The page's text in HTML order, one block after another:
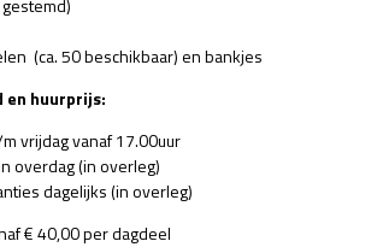
(ca. 50 beschikbaar) en bankjes
en huurprijs:
vrijdag vanaf 17.00uur
overdag (in overleg)
dagelijks (in overleg)
€ 40,00 per dagdeel